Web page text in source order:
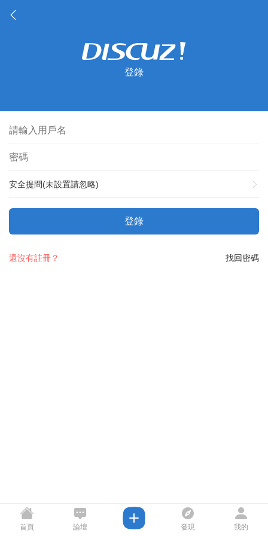
登錄
安全提問(未設置請忽略)
登錄
找回密碼
還沒有註冊？
首頁 論壇 發現 我的